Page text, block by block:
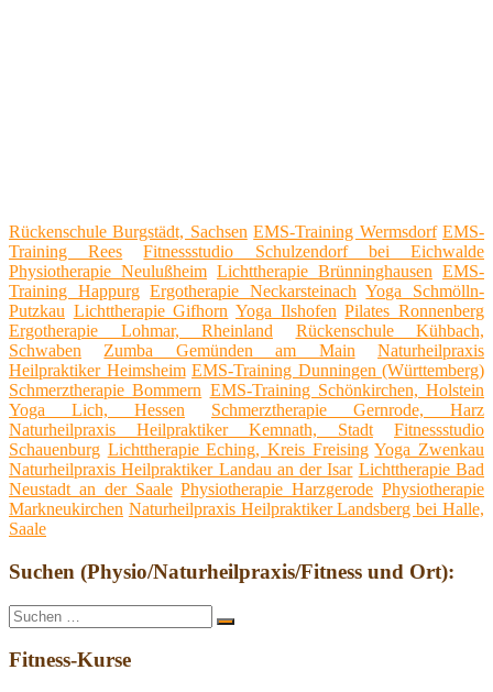
Rückenschule Burgstädt, Sachsen EMS-Training Wermsdorf EMS-
Training Rees
Fitnessstudio Schulzendorf bei Eichwalde
Physiotherapie Neulußheim Lichttherapie Brünninghausen EMS-
Training Happurg Ergotherapie Neckarsteinach Yoga Schmölln-
Putzkau Lichttherapie Gifhorn Yoga Ilshofen Pilates Ronnenberg
Ergotherapie Lohmar, Rheinland
Rückenschule Kühbach,
Schwaben
Zumba Gemünden am Main
Naturheilpraxis
Heilpraktiker Heimsheim EMS-Training Dunningen (Württemberg)
Schmerztherapie Bommern EMS-Training Schönkirchen, Holstein
Yoga Lich, Hessen
Schmerztherapie Gernrode, Harz
Naturheilpraxis Heilpraktiker Kemnath, Stadt
Fitnessstudio
Schauenburg Lichttherapie Eching, Kreis Freising Yoga Zwenkau
Naturheilpraxis Heilpraktiker Landau an der Isar Lichttherapie Bad
Neustadt an der Saale Physiotherapie Harzgerode Physiotherapie
Markneukirchen Naturheilpraxis Heilpraktiker Landsberg bei Halle,
Saale
Suchen (Physio/Naturheilpraxis/Fitness und Ort):
Suche
nach:
Suchen
Fitness-Kurse